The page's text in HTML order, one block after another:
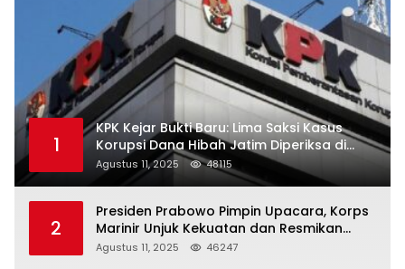
1
KPK Kejar Bukti Baru: Lima Saksi Kasus
Korupsi Dana Hibah Jatim Diperiksa di
Trenggalek
Agustus 11, 2025 48115
2
Presiden Prabowo Pimpin Upacara, Korps
Marinir Unjuk Kekuatan dan Resmikan
Struktur Baru
Agustus 11, 2025 46247